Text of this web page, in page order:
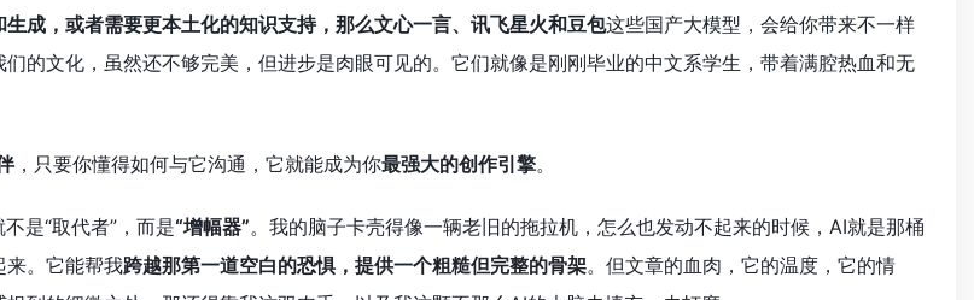
成，或者需要更本土化的知识支持，那么文心一言、讯飞星火和豆包这些国产大模型，会给你带来不一样
的文化，虽然还不够完美，但进步是肉眼可见的。它们就像是刚刚毕业的中文系学生，带着满腔热血和无
，只要你懂得如何与它沟通，它就能成为你最强大的创作引擎。
是“取代者”，而是“增幅器”。我的脑子卡壳得像一辆老旧的拖拉机，怎么也发动不起来的时候，AI就是那桶
来。它能帮我跨越那第一道空白的恐惧，提供一个粗糙但完整的骨架。但文章的血肉，它的温度，它的情